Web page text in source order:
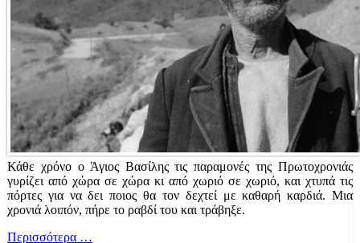
Κάθε χρόνο ο Άγιος Βασίλης τις παραμονές της Πρωτοχρονιάς
γυρίζει από χώρα σε χώρα κι από χωριό σε χωριό, και χτυπά τις
πόρτες για να δει ποιος θα τον δεχτεί με καθαρή καρδιά. Μια
χρονιά λοιπόν, πήρε το ραβδί του και τράβηξε.
Περισσότερα …